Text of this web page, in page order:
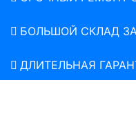
БОЛЬШОЙ СКЛАД
ДЛИТЕЛЬНАЯ